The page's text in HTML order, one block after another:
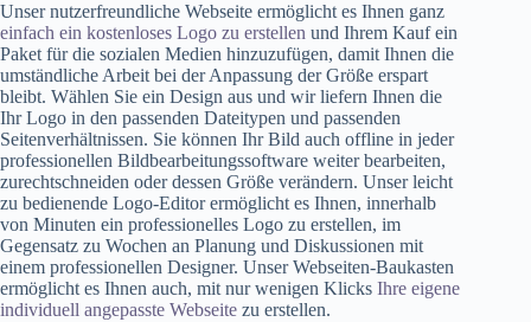
Unser nutzerfreundliche Webseite ermöglicht es Ihnen ganz
einfach ein kostenloses Logo zu erstellen und Ihrem Kauf ein
Paket für die sozialen Medien hinzuzufügen, damit Ihnen die
umständliche Arbeit bei der Anpassung der Größe erspart
bleibt. Wählen Sie ein Design aus und wir liefern Ihnen die
Ihr Logo in den passenden Dateitypen und passenden
Seitenverhältnissen. Sie können Ihr Bild auch offline in jeder
professionellen Bildbearbeitungssoftware weiter bearbeiten,
zurechtschneiden oder dessen Größe verändern. Unser leicht
zu bedienende Logo-Editor ermöglicht es Ihnen, innerhalb
von Minuten ein professionelles Logo zu erstellen, im
Gegensatz zu Wochen an Planung und Diskussionen mit
einem professionellen Designer. Unser Webseiten-Baukasten
ermöglicht es Ihnen auch, mit nur wenigen Klicks Ihre eigene
individuell angepasste Webseite zu erstellen.